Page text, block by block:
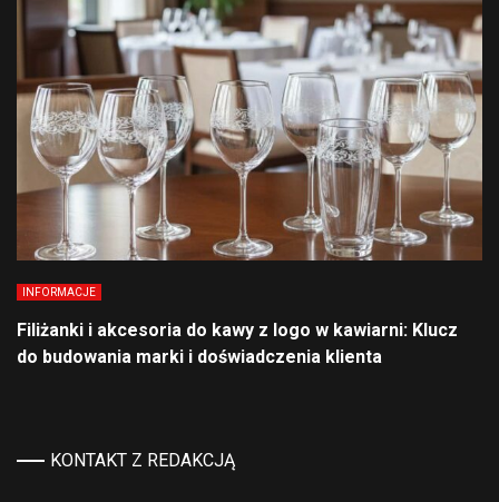
INFORMACJE
Filiżanki i akcesoria do kawy z logo w kawiarni: Klucz
do budowania marki i doświadczenia klienta
KONTAKT Z REDAKCJĄ